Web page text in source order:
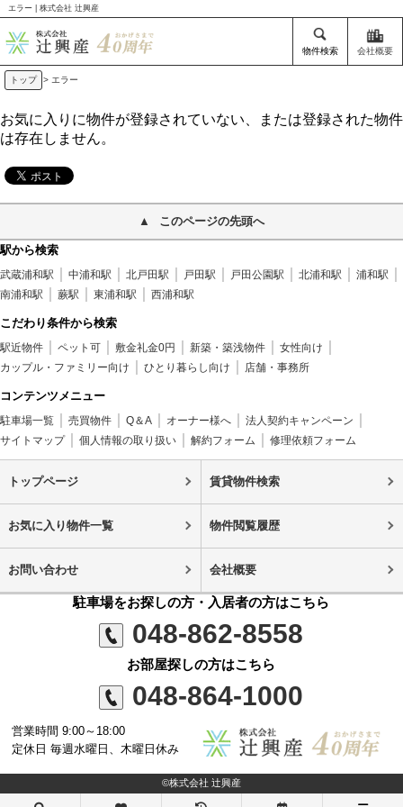
エラー | 株式会社 辻興産
物件検索 会社概要
トップ > エラー
お気に入りに物件が登録されていない、または登録された物件
は存在しません。
このページの先頭へ
駅から検索
武蔵浦和駅 中浦和駅 北戸田駅 戸田駅 戸田公園駅 北浦和駅
浦和駅
南浦和駅
蕨駅 東浦和駅 西浦和駅
こだわり条件から検索
駅近物件 ペット可 敷金礼金0円 新築・築浅物件
女性向け
カップル・ファミリー向け
ひとり暮らし向け 店舗・事務所
コンテンツメニュー
駐車場一覧 売買物件 Q＆A オーナー様へ
法人契約キャンペーン
サイトマップ
個人情報の取り扱い 解約フォーム 修理依頼フォーム
トップページ 賃貸物件検索
お気に入り物件一覧 物件閲覧履歴
お問い合わせ 会社概要
駐車場をお探しの方・入居者の方はこちら
048-862-8558
お部屋探しの方はこちら
048-864-1000
営業時間 9:00～18:00
定休日 毎週水曜日、木曜日休み
©株式会社 辻興産